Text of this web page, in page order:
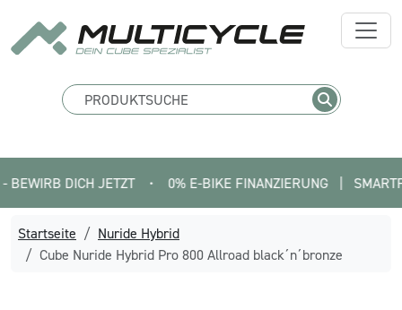
DICH JETZT • 0% E-BIKE FINANZIERUNG   |   SMARTFIT
Startseite
Nuride Hybrid
Cube Nuride Hybrid Pro 800 Allroad black´n´bronze